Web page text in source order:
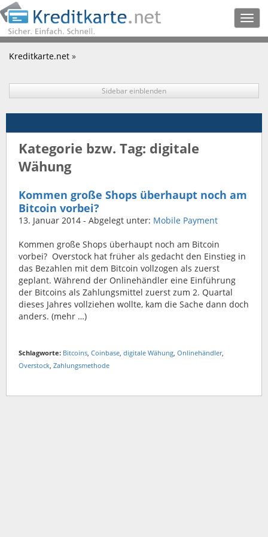
Kreditkarte.net »
Sidebar einblenden
Kategorie bzw. Tag: digitale
Wähung
Kommen große Shops überhaupt noch am
Bitcoin vorbei?
13. Januar 2014 - Abgelegt unter: Mobile Payment
Kommen große Shops überhaupt noch am Bitcoin
vorbei? Overstock hat früher als gedacht den Einstieg in
das Bezahlen mit dem Bitcoin vollzogen als zuerst
geplant. Während der Onlinehändler eine Einführung
der Bitcoins als Zahlungsmittel zuerst zum 2. Quartal
dieses Jahres vollziehen wollte, kam die Sache dann doch
anders. (mehr …)
Schlagworte: Bitcoins, Coinbase, digitale Wähung, Onlinehändler,
Overstock, Zahlungsmethode